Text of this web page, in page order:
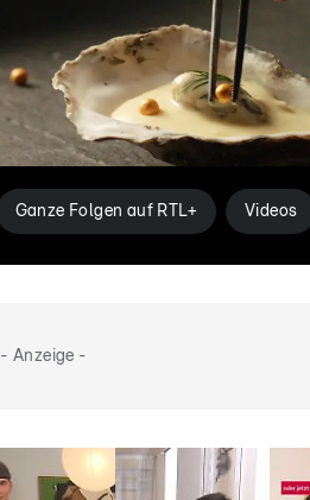
Ganze Folgen auf RTL+ Videos
- Anzeige -